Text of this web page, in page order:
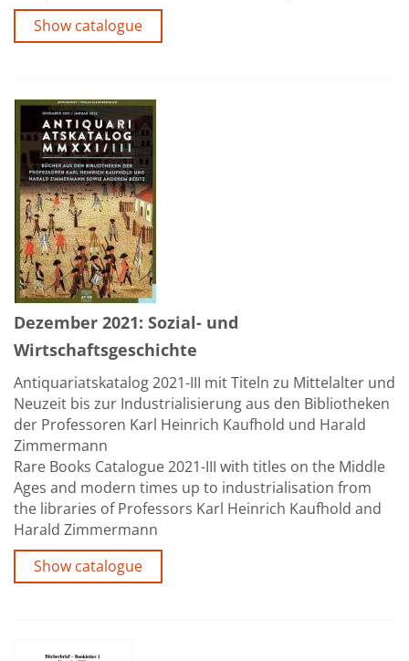
Show catalogue
Dezember 2021: Sozial- und
Wirtschaftsgeschichte
Antiquariatskatalog 2021-III mit Titeln zu Mittelalter und
Neuzeit bis zur Industrialisierung aus den Bibliotheken
der Professoren Karl Heinrich Kaufhold und Harald
Zimmermann
Rare Books Catalogue 2021-III with titles on the Middle
Ages and modern times up to industrialisation from
the libraries of Professors Karl Heinrich Kaufhold and
Harald Zimmermann
Show catalogue